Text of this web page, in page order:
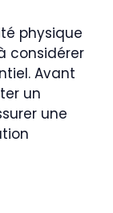
physique
considérer
Avant
un
une